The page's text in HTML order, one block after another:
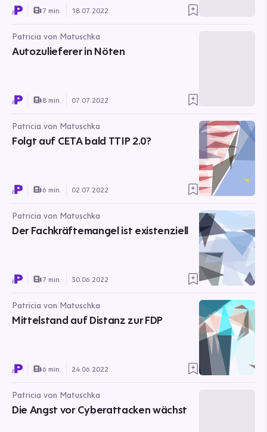
7 min. 18.07.2022
Patricia von Matuschka
Autozulieferer in Nöten
8 min. 07.07.2022
Patricia von Matuschka
Folgt auf CETA bald TTIP 2.0?
6 min. 02.07.2022
Patricia von Matuschka
Der Fachkräftemangel ist existenziell
7 min. 30.06.2022
Patricia von Matuschka
Mittelstand auf Distanz zur FDP
6 min. 24.06.2022
Patricia von Matuschka
Die Angst vor Cyberattacken wächst